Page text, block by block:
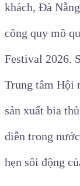
khách, Đà
công quy mô
Festival 2026.
Trung tâm Hội
sản xuất bia
diễn trong
hẹn sôi động